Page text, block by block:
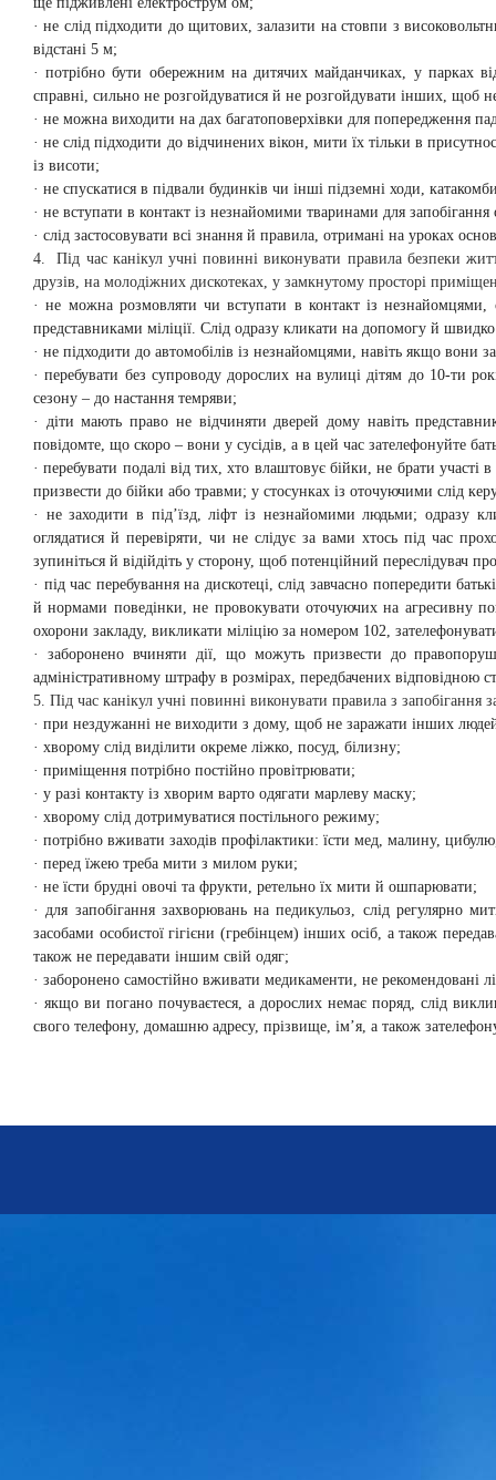
· не слід підходити до щитових, залазити на стовпи з
відстані 5 м;
· потрібно бути обережним на дитячих майданчиках, у парках
справні, сильно не розгойдуватися й не розгойдувати інших, щоб
· не можна виходити на дах багатоповерхівки для попередження
· не слід підходити до відчинених вікон, мити їх тільки в
із висоти;
· не спускатися в підвали будинків чи інші підземні ходи,
· не вступати в контакт із незнайомими тваринами для
· слід застосовувати всі знання й правила, отримані на уроках
4. Під час канікул учні повинні виконувати правила безпеки
друзів, на молодіжних дискотеках, у замкнутому просторі
· не можна розмовляти чи вступати в контакт із незнайомцями,
представниками міліції. Слід одразу кликати на допомогу й
· не підходити до автомобілів із незнайомцями, навіть якщо вони
· перебувати без супроводу дорослих на вулиці дітям до 10-ти
сезону – до настання темряви;
· діти мають право не відчиняти дверей дому навіть
повідомте, що скоро – вони у сусідів, а в цей час зателефонуйте
· перебувати подалі від тих, хто влаштовує бійки, не брати
призвести до бійки або травми; у стосунках із оточуючими слід
· не заходити в під’їзд, ліфт із незнайомими людьми; одразу
оглядатися й перевіряти, чи не слідує за вами хтось під час
зупиніться й відійдіть у сторону, щоб потенційний переслідувач
· під час перебування на дискотеці, слід завчасно попередити
й нормами поведінки, не провокувати оточуючих на агресивну
охорони закладу, викликати міліцію за номером 102,
· заборонено вчиняти дії, що можуть призвести до
адміністративному штрафу в розмірах, передбачених відповідною
5. Під час канікул учні повинні виконувати правила з
· при нездужанні не виходити з дому, щоб не заражати інших
· хворому слід виділити окреме ліжко, посуд, білизну;
· приміщення потрібно постійно провітрювати;
· у разі контакту із хворим варто одягати марлеву маску;
· хворому слід дотримуватися постільного режиму;
· потрібно вживати заходів профілактики: їсти мед, малину,
· перед їжею треба мити з милом руки;
· не їсти брудні овочі та фрукти, ретельно їх мити й ошпарювати;
· для запобігання захворювань на педикульоз, слід регулярно
засобами особистої гігієни (гребінцем) інших осіб, а також
також не передавати іншим свій одяг;
· заборонено самостійно вживати медикаменти, не рекомендовані
· якщо ви погано почуваєтеся, а дорослих немає поряд, слід
свого телефону, домашню адресу, прізвище, ім’я, а також